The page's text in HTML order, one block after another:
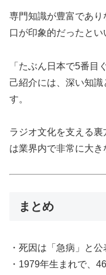
専門知識が豊富であり
口が印象的だったとい
「たぶん日本で5番目
己紹介には、深い知
す。
ラジオ文化を支える
は業界内で非常に大き
まとめ
・死因は「急病」と
・1979年生まれで、